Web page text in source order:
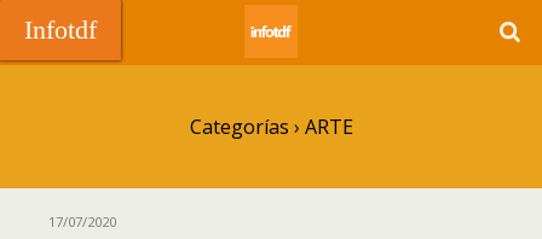
Categorías › ARTE
17/07/2020
Infotdf